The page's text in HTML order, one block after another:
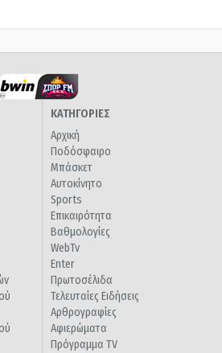
ΚΑΤΗΓΟΡΙΕΣ
Αρχική
Ποδόσφαιρο
Μπάσκετ
Αυτοκίνητο
Sports
Επικαιρότητα
Βαθμολογίες
WebTv
Enter
Πρωτοσέλιδα
Τελευταίες Ειδήσεις
Αρθρογραφίες
Αφιερώματα
Πρόγραμμα TV